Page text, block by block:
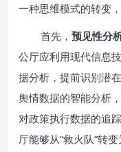
一种思维模式的转变
首先， 预见性分
公厅应利用现代信息
据分析，提前识别潜
舆情数据的智能分析
对政策执行数据的追
厅能够从“救火队”转